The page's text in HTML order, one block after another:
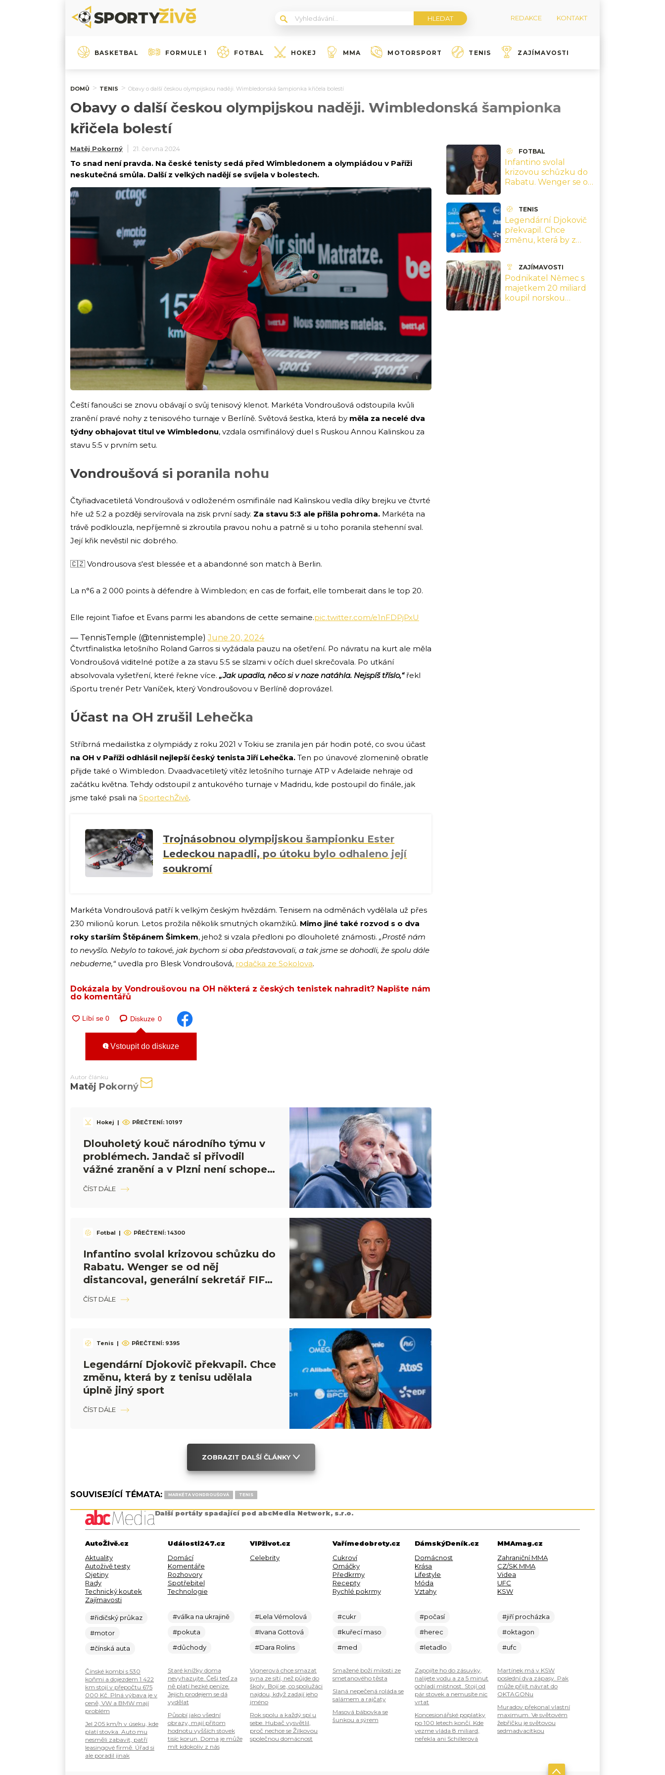
REDAKCE KONTAKT
BASKETBAL FORMULE 1 FOTBAL HOKEJ MMA MOTORSPORT TENIS ZAJÍMAVOSTI
DOMŮ TENIS Obavy o další českou olympijskou naději. Wimbledonská šampionka křičela bolestí
Obavy o další českou olympijskou naději. Wimbledonská šampionka
křičela bolestí
Matěj Pokorný 21. června 2024
To snad není pravda. Na české tenisty sedá před Wimbledonem a olympiádou v Paříži
neskutečná smůla. Další z velkých nadějí se svíjela v bolestech.
i
Čeští fanoušci se znovu obávají o svůj tenisový klenot. Markéta Vondroušová odstoupila kvůli
zranění pravé nohy z tenisového turnaje v Berlíně. Světová šestka, která by měla za necelé dva
týdny obhajovat titul ve Wimbledonu, vzdala osmifinálový duel s Ruskou Annou Kalinskou za
stavu 5:5 v prvním setu.
Vondroušová si poranila nohu
Čtyřiadvacetiletá Vondroušová v odloženém osmifinále nad Kalinskou vedla díky brejku ve čtvrté
hře už 5:2 a později servírovala na zisk první sady. Za stavu 5:3 ale přišla pohroma. Markéta na
trávě podklouzla, nepříjemně si zkroutila pravou nohu a patrně si u toho poranila stehenní sval.
Její křik nevěstil nic dobrého.
🇨🇿 Vondrousova s'est blessée et a abandonné son match à Berlin.
La n°6 a 2 000 points à défendre à Wimbledon; en cas de forfait, elle tomberait dans le top 20.
Elle rejoint Tiafoe et Evans parmi les abandons de cette semaine.pic.twitter.com/e1nFDPjPxU
— TennisTemple (@tennistemple)June 20, 2024
Čtvrtfinalistka letošního Roland Garros si vyžádala pauzu na ošetření. Po návratu na kurt ale měla
Vondroušová viditelné potíže a za stavu 5:5 se slzami v očích duel skrečovala. Po utkání
absolvovala vyšetření, které řekne více. „Jak upadla, něco si v noze natáhla. Nejspíš tříslo,“ řekl
iSportu trenér Petr Vaníček, který Vondroušovou v Berlíně doprovázel.
Účast na OH zrušil Lehečka
Stříbrná medailistka z olympiády z roku 2021 v Tokiu se zranila jen pár hodin poté, co svou účast
na OH v Paříži odhlásil nejlepší český tenista Jiří Lehečka. Ten po únavové zlomenině obratle
přijde také o Wimbledon. Dvaadvacetiletý vítěz letošního turnaje ATP v Adelaide nehraje od
začátku května. Tehdy odstoupil z antukového turnaje v Madridu, kde postoupil do finále, jak
jsme také psali na SportechŽivě.
Trojnásobnou olympijskou šampionku Ester
Ledeckou napadli, po útoku bylo odhaleno její
soukromí
Markéta Vondroušová patří k velkým českým hvězdám. Tenisem na odměnách vydělala už přes
230 milionů korun. Letos prožila několik smutných okamžiků. Mimo jiné také rozvod s o dva
roky starším Štěpánem Šimkem, jehož si vzala předloni po dlouholeté známosti. „Prostě nám
to nevyšlo. Nebylo to takové, jak bychom si oba představovali, a tak jsme se dohodli, že spolu dále
nebudeme,“uvedla pro Blesk Vondroušová, rodačka ze Sokolova.
Dokázala by Vondroušovou na OH některá z českých tenistek nahradit? Napište nám
do komentářů
Diskuze 0
Vstoupit do diskuze
Autor článku
Matěj Pokorný
Hokej | PŘEČTENÍ: 10197
Dlouholetý kouč národního týmu v
problémech. Jandač si přivodil
vážné zranění a v Plzni není schopen
trénovat
ČÍST DÁLE
Fotbal | PŘEČTENÍ: 14300
Infantino svolal krizovou schůzku do
Rabatu. Wenger se od něj
distancoval, generální sekretář FIFA
hovoří o hanbě
ČÍST DÁLE
Tenis | PŘEČTENÍ: 9395
Legendární Djokovič překvapil. Chce
změnu, která by z tenisu udělala
úplně jiný sport
ČÍST DÁLE
ZOBRAZIT DALŠÍ ČLÁNKY
SOUVISEJÍCÍ TÉMATA: MARKÉTA VONDROUŠOVÁ TENIS
FOTBAL
Infantino svolal
krizovou schůzku do
Rabatu. Wenger se od
FIFA hovoří o hanbě
TENIS
Legendární Djokovič
překvapil. Chce
změnu, která by z
ZAJÍMAVOSTI
Podnikatel Němec s
majetkem 20 miliard
koupil norskou
Další portály spadající pod abcMedia Network, s.r.o.
AutoŽivě.cz
Aktuality
Autoživě testy
Ojetiny
Rady
Technický koutek
Zajímavosti
#řidičský průkaz
#motor
#čínská auta
Čínské kombi s 530
koňmi a dojezdem 1 422
km stojí v přepočtu 675
000 Kč. Plná výbava je v
ceně, VW a BMW mají
problém
Jel 205 km/h v úseku, kde
platí stovka. Auto mu
nesměli zabavit, patří
leasingové firmě. Úřad si
ale poradil jinak
Události247.cz
Domácí
Komentáře
Rozhovory
Spotřebitel
Technologie
#válka na ukrajině
#pokuta
#důchody
Staré knížky doma
nevyhazujte. Češi teď za
ně platí hezké peníze.
Jejich prodejem se dá
vydělat
Působí jako všední
obrazy, mají přitom
hodnotu vyšších stovek
tisíc korun. Doma je může
mít kdokoliv z nás
VIPživot.cz
Celebrity
#Lela Vémolová
#Ivana Gottová
#Dara Rolins
Vignerová chce smazat
syna ze sítí, než půjde do
školy. Bojí se, co spolužáci
najdou, když zadají jeho
jméno
Rok spolu a každý spí u
sebe. Hubač vysvětlil,
proč nechce se Žilkovou
společnou domácnost
Vařímedobroty.cz
Cukroví
Omáčky
Předkrmy
Recepty
Rychlé pokrmy
#cukr
#kuřecí maso
#med
Smažené boží milosti ze
smetanového těsta
Slaná nepečená roláda se
salámem a rajčaty
Masová bábovka se
šunkou a sýrem
DámskýDeník.cz
Domácnost
Krása
Lifestyle
Móda
Vztahy
#počasí
#herec
#letadlo
Zapojíte ho do zásuvky,
nalijete vodu a za 5 minut
ochladí místnost. Stojí od
pár stovek a nemusíte nic
vrtat
Koncesionářské poplatky
po 100 letech končí. Kde
vezme vláda 8 miliard,
neřekla ani Schillerová
MMAmag.cz
Zahraniční MMA
CZ/SK MMA
Videa
UFC
KSW
#jiří procházka
#oktagon
#ufc
Martínek má v KSW
poslední dva zápasy. Pak
může přijít návrat do
OKTAGONu
Muradov překonal vlastní
maximum. Ve světovém
žebříčku je světovou
sedmadvacítkou